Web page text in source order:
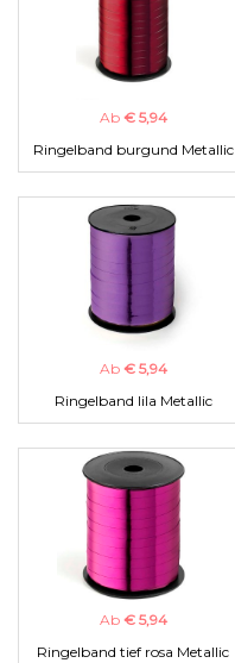
Ab € 5,94
Ringelband burgund Metallic
Ab € 5,94
Ringelband lila Metallic
Ab € 5,94
Ringelband tief rosa Metallic